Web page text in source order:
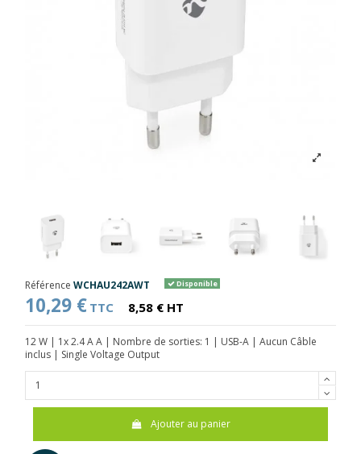
Référence WCHAU242AWT Disponible
10,29 € TTC 8,58 € HT
12 W | 1x 2.4 A A | Nombre de sorties: 1 | USB-A | Aucun Câble
inclus | Single Voltage Output
Ajouter au panier